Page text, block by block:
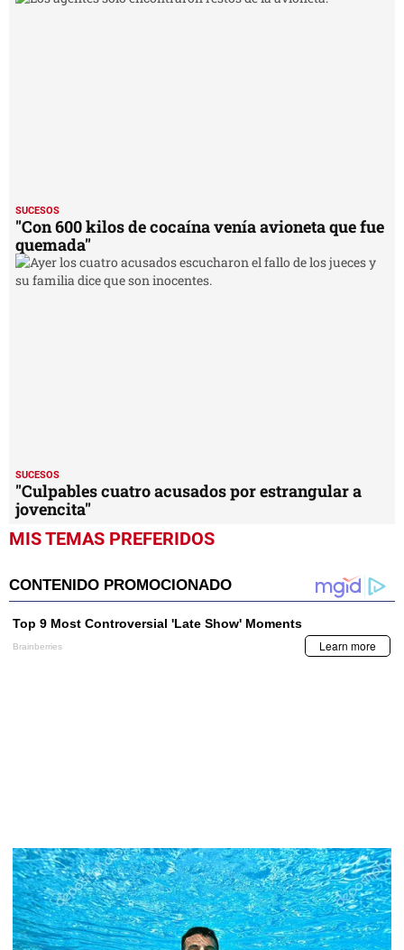
SUCESOS
"Con 600 kilos de cocaína venía avioneta que fue
quemada"
SUCESOS
"Culpables cuatro acusados por estrangular a
jovencita"
MIS TEMAS PREFERIDOS